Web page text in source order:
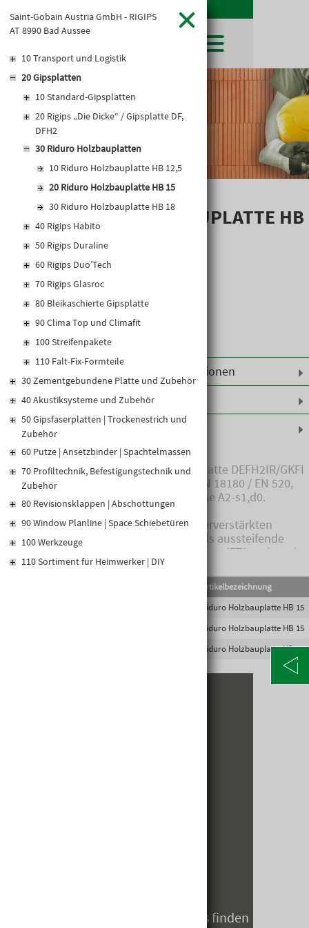
SHOP
LEIBWÄCHTER
MERKLISTE
WARENKORB
BAUSTOFFE
HOCHBAU
TIEFBAU
TROCKENBAU
FACHMARKT
NATURSTEIN
UNTERNEHMEN
FIRMENGESCHICHTE
STANDORTE
DOWNLOADS
LEITBILD
KARRIERE
KARRIERE UND WEITERBILDUNG
OFFENE STELLEN
AGB'S
EUROSYS TROCKENBAUSYSTEM
GEWERBEZONE
Baustoffkataloge
Saint-Gobain Austria GmbH - RIGIPS
AT 8990 Bad Aussee
10 Transport und Logistik
20 Gipsplatten
10 Standard-Gipsplatten
20 Rigips „Die Dicke“ / Gipsplatte DF,
DFH2
30 Riduro Holzbauplatten
10 Riduro Holzbauplatte HB 12,5
20 Riduro Holzbauplatte HB 15
30 Riduro Holzbauplatte HB 18
40 Rigips Habito
50 Rigips Duraline
60 Rigips Duo’Tech
70 Rigips Glasroc
80 Bleikaschierte Gipsplatte
90 Clima Top und Climafit
100 Streifenpakete
110 Falt-Fix-Formteile
30 Zementgebundene Platte und Zubehör
40 Akustiksysteme und Zubehör
50 Gipsfaserplatten | Trockenestrich und
Zubehör
60 Putze | Ansetzbinder | Spachtelmassen
70 Profiltechnik, Befestigungstechnik und
Zubehör
80 Revisionsklappen | Abschottungen
90 Window Planline | Space Schiebetüren
100 Werkzeuge
110 Sortiment für Heimwerker | DIY
RIDURO HOLZBAUPLATTE HB
15
Weiterführende Informationen
Leistungserklärungen
Produktinformationen
Produktbeschreibung: Gipsplatte DEFH2IR/GKFI
nach ÖNORM B 3410 bzw. DIN 18180 / EN 520,
nicht brennbar, Baustoffklasse A2-s1,d0.
Anwendungsbereich: Die faserverstärkten
Gipsplatten für den Einsatz als aussteifende
Beplankung im Holzrahmenbau (ETA-16/0657)
Hinweis: Kantenform VK auf Anfrage möglich
5200693675 und 5200693676 = Lagerware
Artikelbezeichnung
Riduro Holzbauplatte HB 15
Riduro Holzbauplatte HB 15
Riduro Holzbauplatte HB 15
Öffnungszeiten zum Jahreswechsels finden